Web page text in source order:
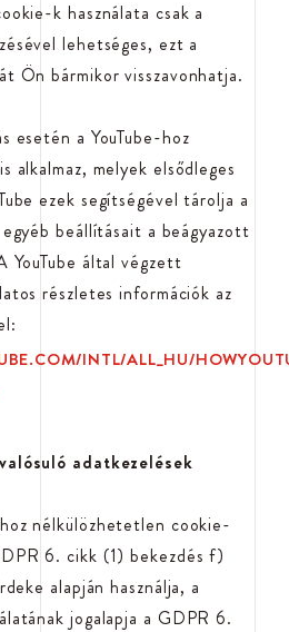
k használata csak a
lehetséges, ezt a
Ön bármikor visszavonhatja.
esetén a YouTube-hoz
alkalmaz, melyek elsődleges
ezek segítségével tárolja a
beállításait a beágyazott
YouTube által végzett
részletes információk az
INTL/ALL_HU/
adatkezelések
nélkülözhetetlen cookie-
6. cikk (1) bekezdés f)
alapján használja, a
jogalapja a GDPR 6.